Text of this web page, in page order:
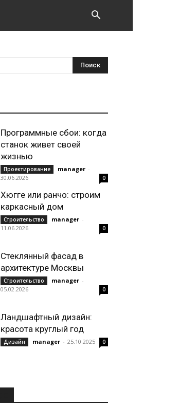
Программные сбои: когда
станок живет своей
жизнью
Проектирование manager -
30.06.2026
0
Хюгге или ранчо: строим
каркасный дом
Строительство manager -
11.06.2026
0
Стеклянный фасад в
архитектуре Москвы
Строительство manager -
05.02.2026
0
Ландшафтный дизайн:
красота круглый год
Дизайн manager - 25.10.2025 0